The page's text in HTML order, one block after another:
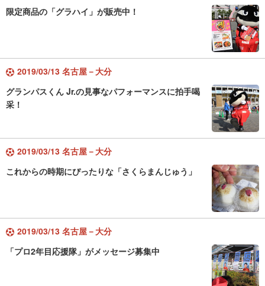
限定商品の「グラハイ」が販売中！
2019/03/13 名古屋－大分
グランパスくん Jr.の見事なパフォーマンスに拍手喝
采！
2019/03/13 名古屋－大分
これからの時期にぴったりな「さくらまんじゅう」
2019/03/13 名古屋－大分
「プロ2年目応援隊」がメッセージ募集中